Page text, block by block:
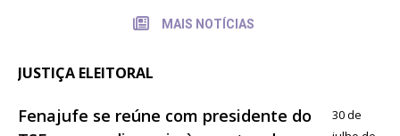
MAIS NOTÍCIAS
JUSTIÇA ELEITORAL
Fenajufe se reúne com presidente do
30 de